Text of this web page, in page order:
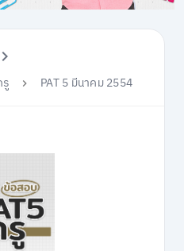
PAT 5 มีนาคม 2554